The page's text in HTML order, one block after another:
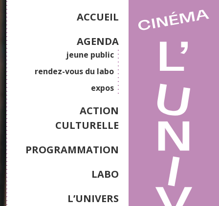
ACCUEIL
AGENDA
jeune public
rendez-vous du labo
expos
ACTION
CULTURELLE
PROGRAMMATION
LABO
L’UNIVERS